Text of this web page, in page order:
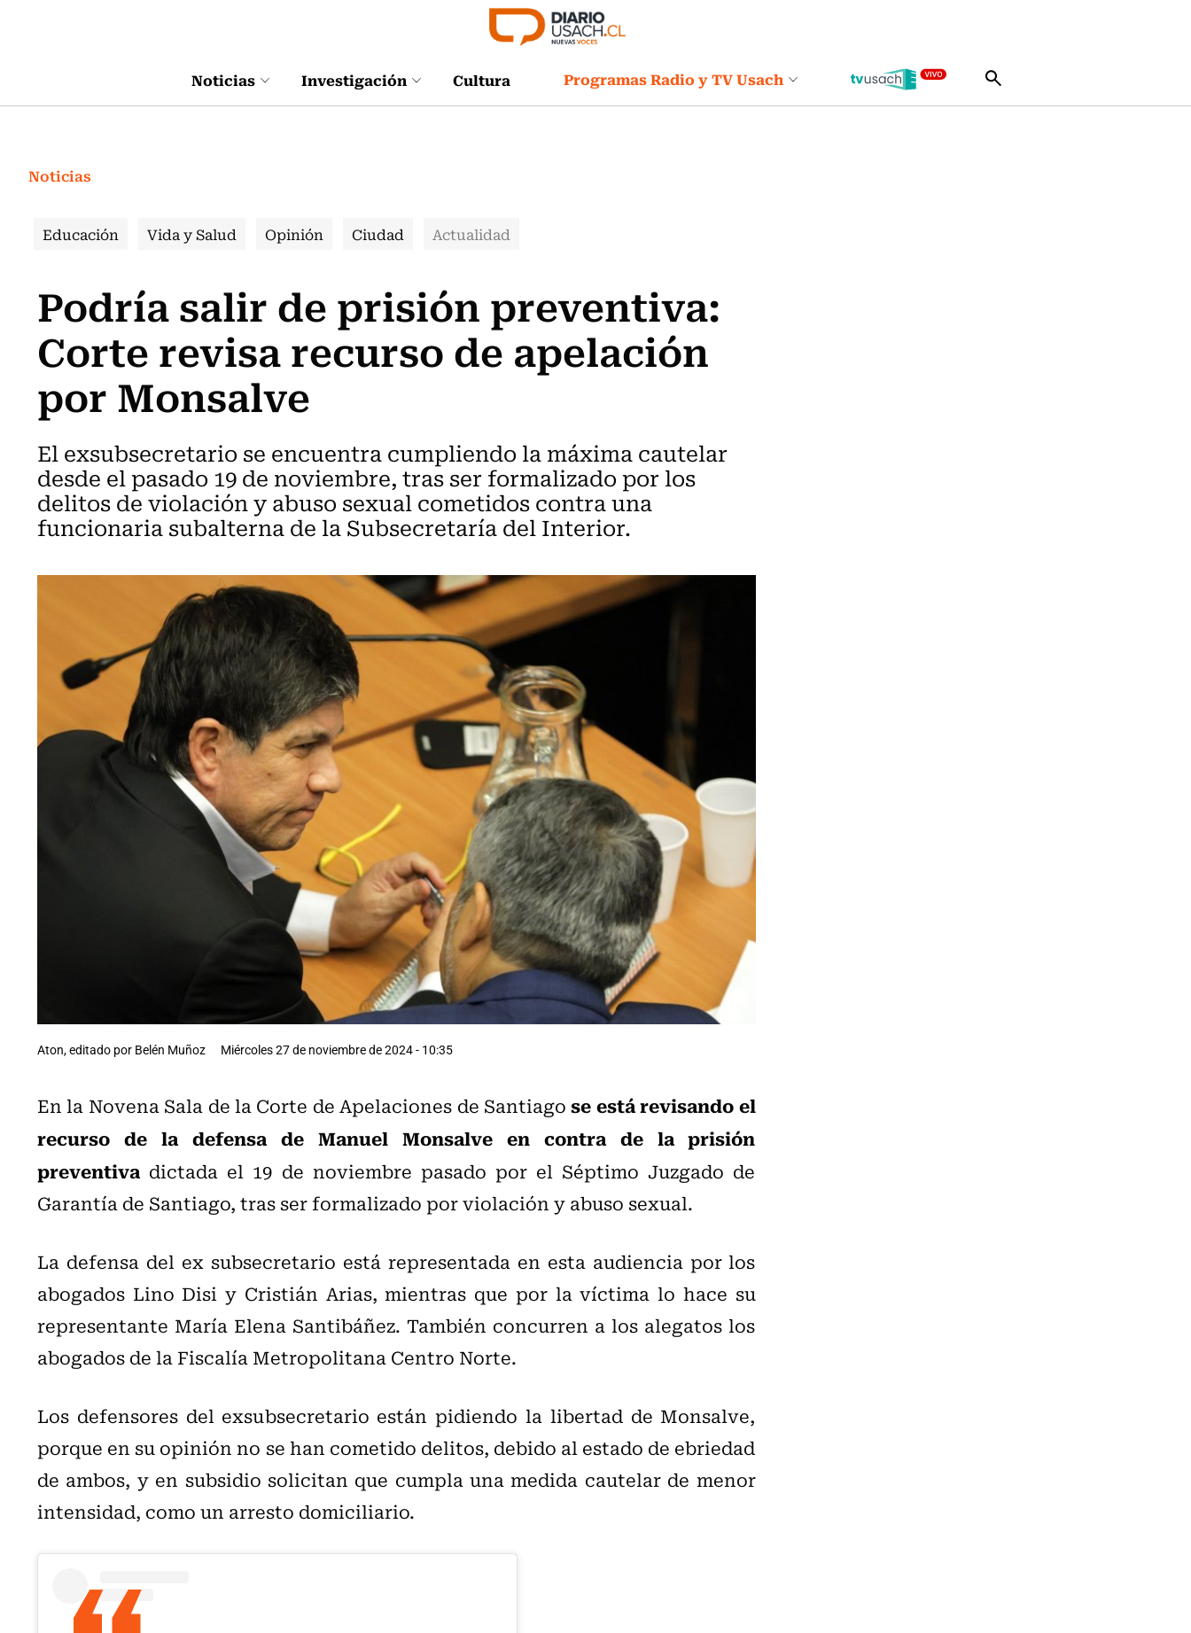
Noticias Investigación Cultura Programas Radio y TV Usach
Noticias
Educación Vida y Salud Opinión Ciudad Actualidad
Podría salir de prisión preventiva:
Corte revisa recurso de apelación
por Monsalve
El exsubsecretario se encuentra cumpliendo la máxima cautelar
desde el pasado 19 de noviembre, tras ser formalizado por los
delitos de violación y abuso sexual cometidos contra una
funcionaria subalterna de la Subsecretaría del Interior.
Aton, editado por Belén Muñoz Miércoles 27 de noviembre de 2024 - 10:35
En la Novena Sala de la Corte de Apelaciones de Santiagose está revisando el
recurso de la defensa de Manuel Monsalve en contra de la prisión
preventiva dictada el 19 de noviembre pasado por el Séptimo Juzgado de
Garantía de Santiago, tras ser formalizado por violación y abuso sexual.
La defensa del ex subsecretario está representada en esta audiencia por los
abogados Lino Disi y Cristián Arias, mientras que por la víctima lo hace su
representante María Elena Santibáñez. También concurren a los alegatos los
abogados de la Fiscalía Metropolitana Centro Norte.
Los defensores del exsubsecretario están pidiendo la libertad de Monsalve,
porque en su opinión no se han cometido delitos, debido al estado de ebriedad
de ambos, y en subsidio solicitan que cumpla una medida cautelar de menor
intensidad, como un arresto domiciliario.